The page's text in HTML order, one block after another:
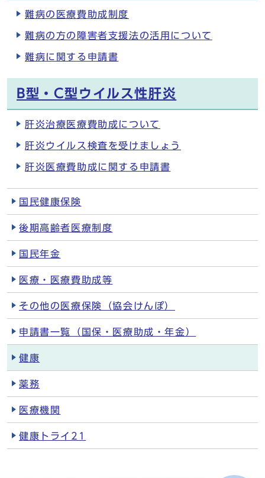
難病の医療費助成制度
難病の方の障害者支援法の活用について
難病に関する申請書
B型・C型ウイルス性肝炎
肝炎治療医療費助成について
肝炎ウイルス検査を受けましょう
肝炎医療費助成に関する申請書
国民健康保険
後期高齢者医療制度
国民年金
医療・医療費助成等
その他の医療保険（協会けんぽ）
申請書一覧（国保・医療助成・年金）
健康
薬務
医療機関
健康トライ21